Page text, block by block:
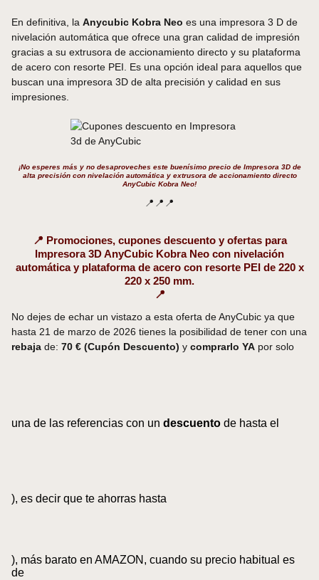
En definitiva, la Anycubic Kobra Neo es una impresora 3 D de
nivelación automática que ofrece una gran calidad de impresión
gracias a su extrusora de accionamiento directo y su plataforma
de acero con resorte PEI. Es una opción ideal para aquellos que
buscan una impresora 3D de alta precisión y calidad en sus
impresiones.
¡No esperes más y no desaproveches este buenísimo precio de Impresora 3D de
alta precisión con nivelación automática y extrusora de accionamiento directo
AnyCubic Kobra Neo!
📍📍📍
📍 Promociones, cupones descuento y ofertas para
Impresora 3D AnyCubic Kobra Neo con nivelación
automática y plataforma de acero con resorte PEI de 220 x
220 x 250 mm.
📍
No dejes de echar un vistazo a esta oferta de AnyCubic ya que
hasta 21 de marzo de 2026 tienes la posibilidad de tener con una
rebaja de: 70 € (Cupón Descuento) y comprarlo YA por solo
una de las referencias con un descuento de hasta el
), es decir que te ahorras hasta
), más barato en AMAZON, cuando su precio habitual es
de